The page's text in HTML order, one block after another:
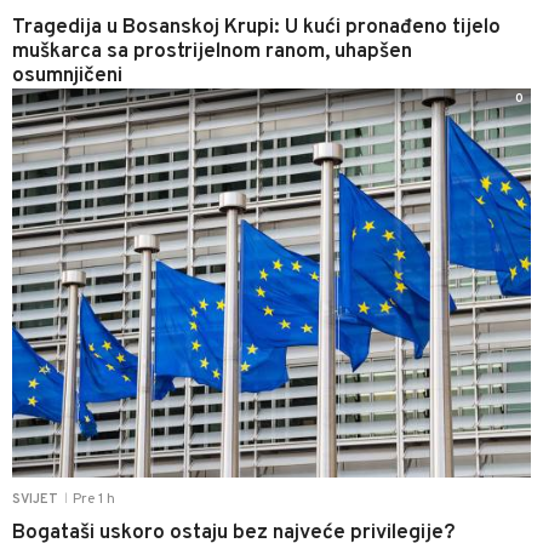
Tragedija u Bosanskoj Krupi: U kući pronađeno tijelo
muškarca sa prostrijelnom ranom, uhapšen
osumnjičeni
SVIJET Pre 1 h
Bogataši uskoro ostaju bez najveće privilegije?
0